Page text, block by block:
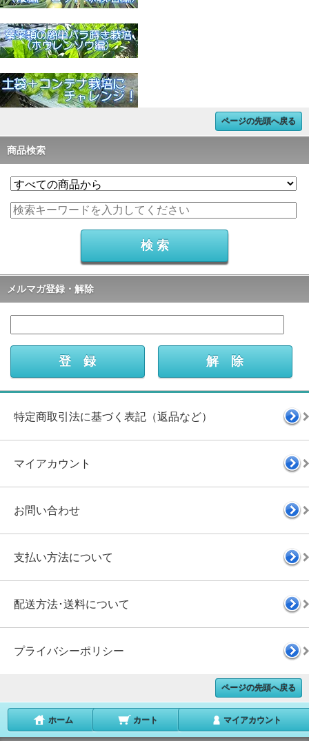
ページの先頭へ戻る
商品検索
メルマガ登録・解除
特定商取引法に基づく表記（返品など）
マイアカウント
お問い合わせ
支払い方法について
配送方法･送料について
プライバシーポリシー
ページの先頭へ戻る
ホーム カート マイアカウント